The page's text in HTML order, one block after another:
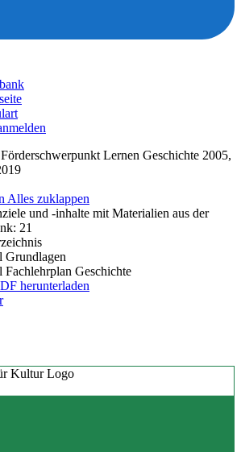
Lernen Geschichte 2005,
Alles zuklappen
und -inhalte mit Materialien aus der
21
Grundlagen
Fachlehrplan Geschichte
herunterladen